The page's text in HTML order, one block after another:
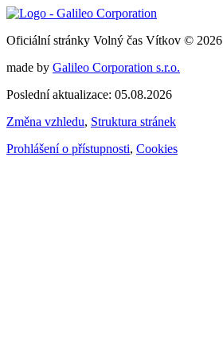
Oficiální stránky Volný čas Vítkov © 2026
made by Galileo Corporation s.r.o.
Poslední aktualizace: 05.08.2026
Změna vzhledu, Struktura stránek
Prohlášení o přístupnosti, Cookies